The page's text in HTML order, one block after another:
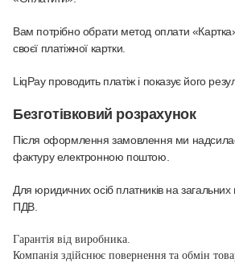
Вам потрібно обрати метод оплати «Картка»
своєї платіжної картки.
LiqPay проводить платіж і показує його
Безготівковий розрахунок
Після оформлення замовлення ми
фактуру електронною поштою.
Для юридичних осіб платників на загальних
ПДВ.
Гарантія від виробника.
Компанія здійснює повернення та обмін